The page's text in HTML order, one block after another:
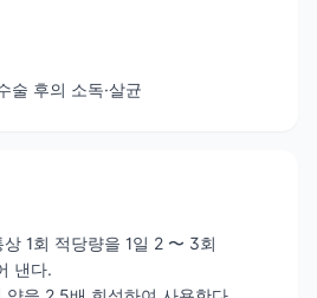
술 후의 소독·살균
1회 적당량을 1일 2 〜 3회
낸다.